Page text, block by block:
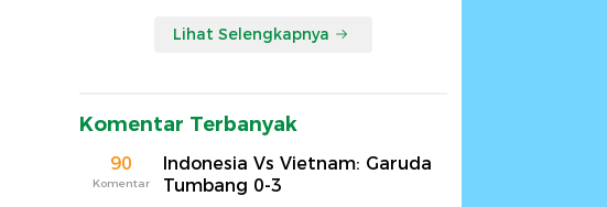
Lihat Selengkapnya
Komentar Terbanyak
90
Komentar
Indonesia Vs Vietnam: Garuda
Tumbang 0-3